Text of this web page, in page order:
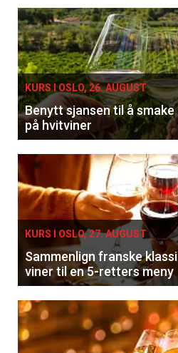
KURS I OSLO, 26. AUGUST
Benytt sjansen til å
på hvitviner
KURS I OSLO, 27. AUGUST
Sammenlign franske
viner til en 5-retters meny